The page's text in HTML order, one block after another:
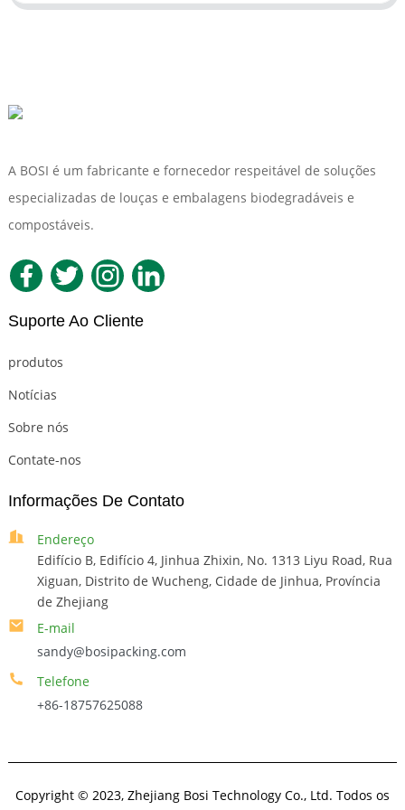
A BOSI é um fabricante e fornecedor respeitável de soluções
especializadas de louças e embalagens biodegradáveis ​​e
compostáveis.
Suporte Ao Cliente
produtos
Notícias
Sobre nós
Contate-nos
Informações De Contato
Endereço
Edifício B, Edifício 4, Jinhua Zhixin, No. 1313 Liyu Road, Rua
Xiguan, Distrito de Wucheng, Cidade de Jinhua, Província
de Zhejiang
E-mail
sandy@bosipacking.com
Telefone
+86-18757625088
Copyright © 2023, Zhejiang Bosi Technology Co., Ltd. Todos os